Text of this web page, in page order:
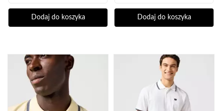
Dodaj do koszyka Dodaj do koszyka